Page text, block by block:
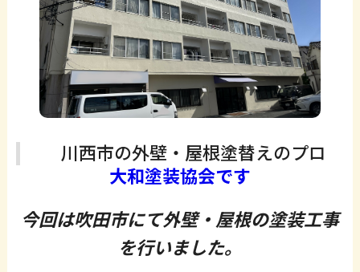
川西市の外壁・屋根塗替えのプロ
大和塗装協会です
今回は吹田市にて外壁・屋根の塗装工事
を行いました。